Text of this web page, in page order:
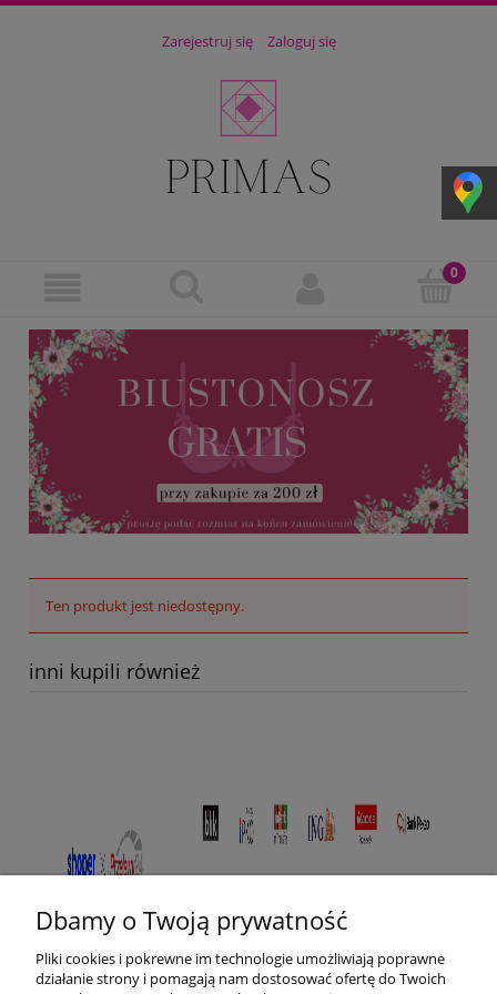
Zarejestruj się Zaloguj się
Ten produkt jest niedostępny.
inni kupili również
Dbamy o Twoją prywatność
Pliki cookies i pokrewne im technologie umożliwiają poprawne
działanie strony i pomagają nam dostosować ofertę do Twoich